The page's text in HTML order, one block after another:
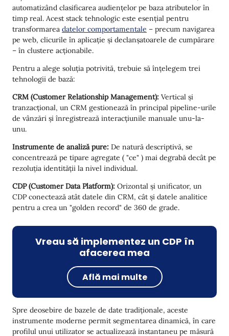
automatizând clasificarea audiențelor pe baza atributelor în
timp real. Acest stack tehnologic este esențial pentru
transformarea datelor comportamentale – precum navigarea
pe web, clicurile în aplicație și declanșatoarele de cumpărare
– în clustere acționabile.
Pentru a alege soluția potrivită, trebuie să înțelegem trei
tehnologii de bază:
CRM (Customer Relationship Management): Vertical și
tranzacțional, un CRM gestionează în principal pipeline-urile
de vânzări și înregistrează interacțiunile manuale unu-la-
unu.
Instrumente de analiză pure: De natură descriptivă, se
concentrează pe tipare agregate ( "ce" ) mai degrabă decât pe
rezoluția identității la nivel individual.
CDP (Customer Data Platform): Orizontal și unificator, un
CDP conectează atât datele din CRM, cât și datele analitice
pentru a crea un "golden record" de 360 de grade.
Vreau să implementez un CDP în
afacerea mea
Află mai multe
Spre deosebire de bazele de date tradiționale, aceste
instrumente moderne permit segmentarea dinamică, în care
profilul unui utilizator se actualizează instantaneu pe măsură